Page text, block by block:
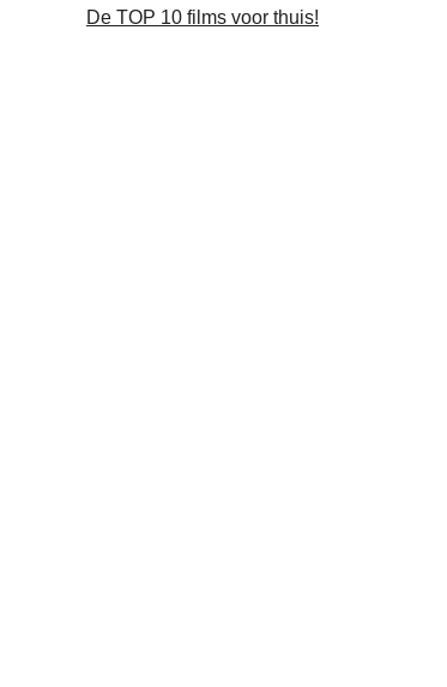
De TOP 10 films voor thuis!